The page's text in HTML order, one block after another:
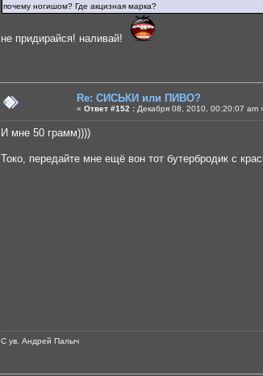
почему ногишом? Где акцизная марка?
не придирайся! наливай!
Re: СИСЬКИ или ПИВО?
« Ответ #152 : Декабря 08, 2010, 00:20:07 am
И мне 50 грамм))))
Токо, передайте мне ещё вон тот бутербродик с
С ув. Андрей Палыч